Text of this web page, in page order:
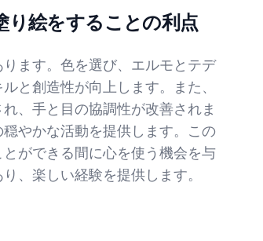
り絵をすることの利点
ます。色を選び、エルモとテデ
と創造性が向上します。また、
、手と目の協調性が改善されま
やかな活動を提供します。この
ができる間に心を使う機会を与
、楽しい経験を提供します。